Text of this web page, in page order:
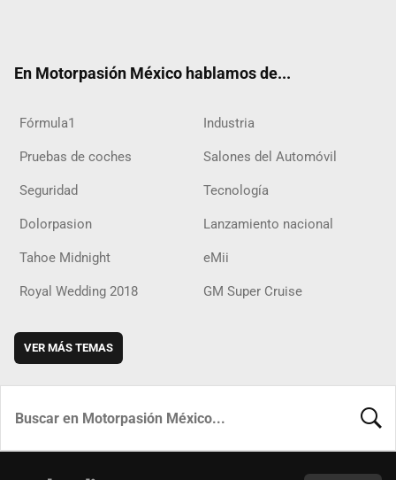
En Motorpasión México hablamos de...
Fórmula1 Industria
Pruebas de coches Salones del Automóvil
Seguridad Tecnología
Dolorpasion Lanzamiento nacional
Tahoe Midnight eMii
Royal Wedding 2018 GM Super Cruise
VER MÁS TEMAS